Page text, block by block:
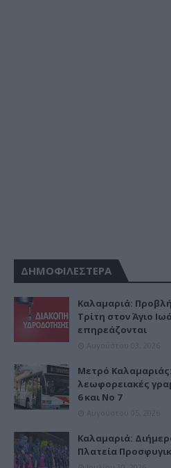
ΔΗΜΟΦΙΛΕΣΤΕΡΑ
Καλαμαριά:
Τρίτη στον Άγιο
επηρεάζονται
Μετρό
λεωφορειακές
6 και Νο 7
Καλαμαριά:
Πλατεία